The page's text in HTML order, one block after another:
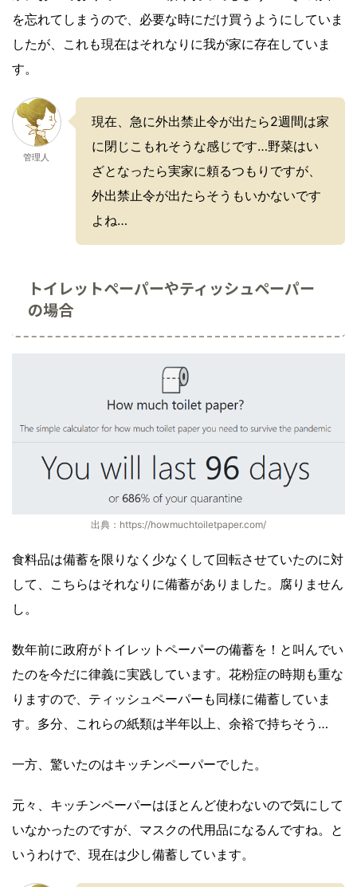
を忘れてしまうので、必要な時にだけ買うようにしていま
したが、これも現在はそれなりに我が家に存在していま
す。
管理人
現在、急に外出禁止令が出たら2週間は家
に閉じこもれそうな感じです…野菜はい
ざとなったら実家に頼るつもりですが、
外出禁止令が出たらそうもいかないです
よね…
トイレットペーパーやティッシュペーパー
の場合
出典：https://howmuchtoiletpaper.com/
食料品は備蓄を限りなく少なくして回転させていたのに対
して、こちらはそれなりに備蓄がありました。腐りません
し。
数年前に政府がトイレットペーパーの備蓄を！と叫んでい
たのを今だに律義に実践しています。花粉症の時期も重な
りますので、ティッシュペーパーも同様に備蓄していま
す。多分、これらの紙類は半年以上、余裕で持ちそう…
一方、驚いたのはキッチンペーパーでした。
元々、キッチンペーパーはほとんど使わないので気にして
いなかったのですが、マスクの代用品になるんですね。と
いうわけで、現在は少し備蓄しています。